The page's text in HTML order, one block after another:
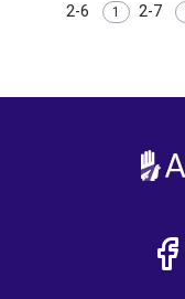
2-6 1 2-7